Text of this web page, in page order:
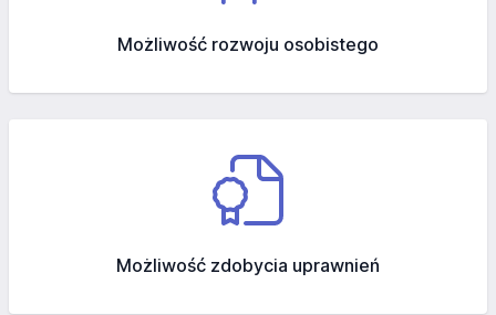
Możliwość rozwoju osobistego
Możliwość zdobycia uprawnień